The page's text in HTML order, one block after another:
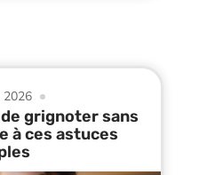
2026
grignoter sans
à ces astuces